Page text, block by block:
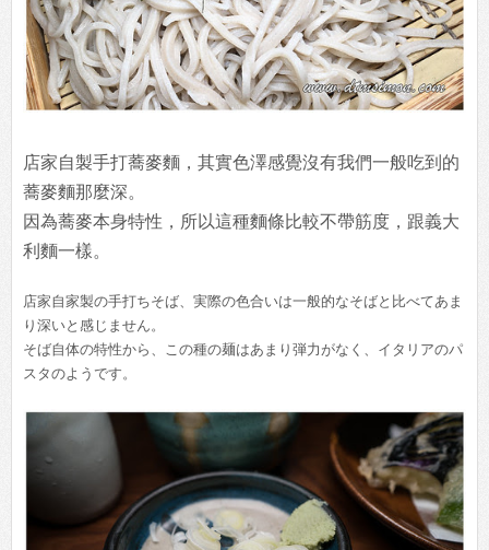
店家自製手打蕎麥麵，其實色澤感覺沒有我們一般吃到的
蕎麥麵那麼深。
因為蕎麥本身特性，所以這種麵條比較不帶筋度，跟義大
利麵一樣。
店家自家製の手打ちそば、実際の色合いは一般的なそばと比べてあま
り深いと感じません。
そば自体の特性から、この種の麺はあまり弾力がなく、イタリアのパ
スタのようです。